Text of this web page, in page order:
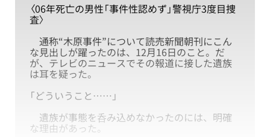
〈06年死亡の男性「事件性認めず」警視庁3度目捜
査〉
通称“木原事件”について読売新聞朝刊にこん
な見出しが躍ったのは、12月16日のこと。だ
が、テレビのニュースでその報道に接した遺族
は耳を疑った。
「どういうこと……」
遺族が事態を呑み込めなかったのには、明確
な理由があった。